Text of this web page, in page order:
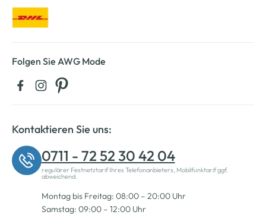
Folgen Sie AWG Mode
Kontaktieren Sie uns:
0711 - 72 52 30 42 04
regulärer Festnetztarif Ihres Telefonanbieters, Mobilfunktarif ggf.
abweichend.
Montag bis Freitag: 08:00 – 20:00 Uhr
Samstag: 09:00 – 12:00 Uhr